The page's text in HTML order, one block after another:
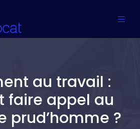
au travail :
faire appel au
prud’homme ?